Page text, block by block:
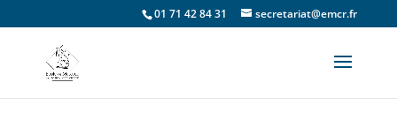
01 71 42 84 31 secretariat@emcr.fr